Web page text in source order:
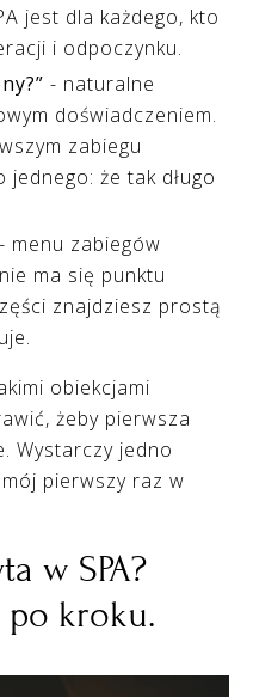
jest dla każdego, kto
i odpoczynku.
- naturalne
doświadczeniem.
zabiegu
jednego: że tak długo
- menu zabiegów
ma się punktu
znajdziesz prostą
obiekcjami
żeby pierwsza
Wystarczy jedno
pierwszy raz w
w SPA?
kroku.